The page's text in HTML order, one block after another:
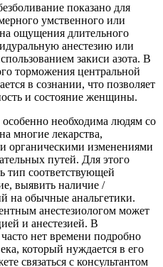
показано для
умственного или
ощущения длительного
анестезию или
закиси азота. В
торможения центральной
в сознании, что позволяет
и состояние женщины.
необходима людям со
многие лекарства,
органическими изменениями
путей. Для этого
тип соответствующей
выявить наличие /
на обычные анальгетики.
анестезиологом может
и анестезией. В
нет времени подробно
который нуждается в его
связаться с консультантом